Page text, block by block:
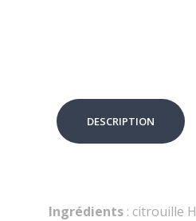
DESCRIPTION
Ingrédients : citrouille